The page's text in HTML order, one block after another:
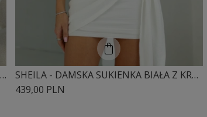
SHEILA - DAMSKA SUKIENKA CZARNA ZE ZŁOTĄ OZDOBĄ 'MONACO'
SHEILA - DAMSKA SUKIENKA BIAŁA Z KRÓTKIM RĘKAWEM MINI 'JOLIE'
439,00 PLN